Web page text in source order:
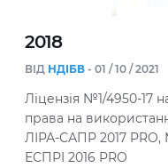
2018
ВІД НДІБВ - 01 / 10 / 2021
Ліцензія №1/4950-17
права на
ЛІРА-САПР 2017
ЕСПРІ 2016 PRO